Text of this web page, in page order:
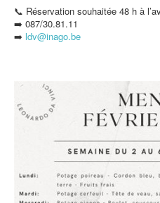
📞 Réservation souhaitée 48 h à
➡️ 087/30.81.11
➡️ ldv@inago.be